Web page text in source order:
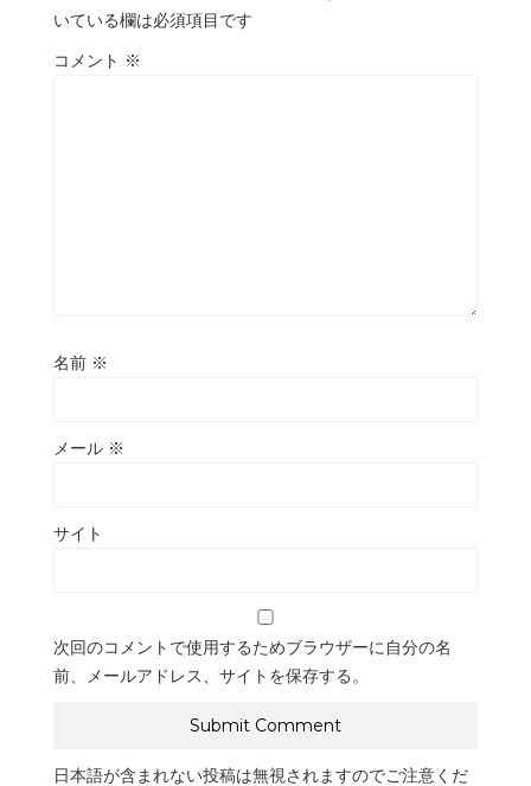
いている欄は必須項目です
コメント ※
名前 ※
メール ※
サイト
次回のコメントで使用するためブラウザーに自分の名
前、メールアドレス、サイトを保存する。
日本語が含まれない投稿は無視されますのでご注意くだ